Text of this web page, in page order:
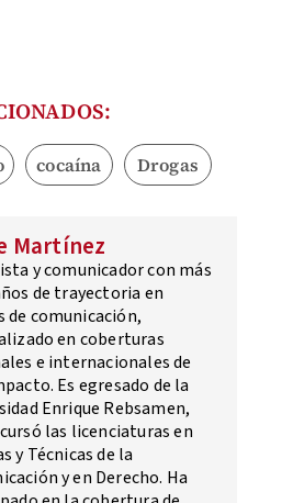
cocaína Drogas
Martínez
y comunicador con más
de trayectoria en
de comunicación,
en coberturas
e internacionales de
Es egresado de la
Enrique Rebsamen,
las licenciaturas en
y Técnicas de la
y en Derecho. Ha